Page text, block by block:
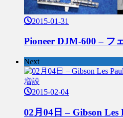
2015-01-31
Pioneer DJM-600 – フ
Next
2015-02-04
02月04日 – Gibson